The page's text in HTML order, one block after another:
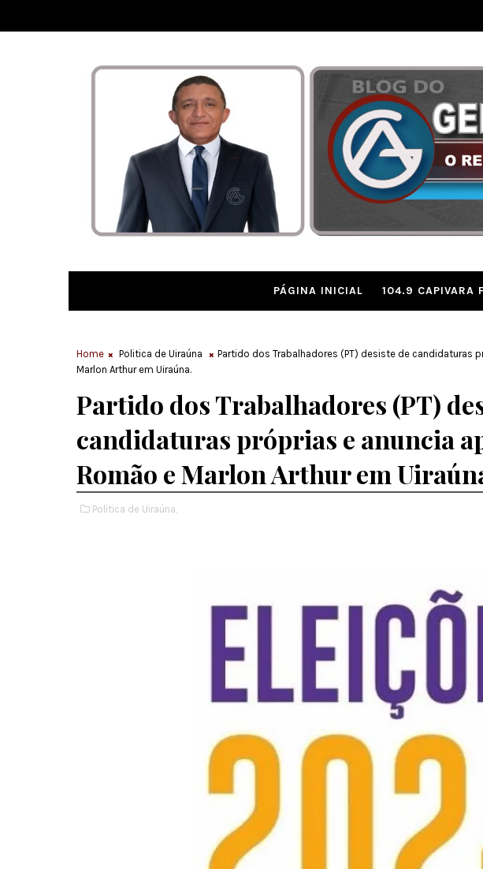
PÁGINA INICIAL 104.9 CAPIVARA
Home Politica de Uiraúna
Partido dos Trabalhadores (PT) desiste de candidaturas
Marlon Arthur em Uiraúna.
Partido dos Trabalhadores (PT)
candidaturas próprias e anuncia
Romão e Marlon Arthur em
Politica de Uiraúna,